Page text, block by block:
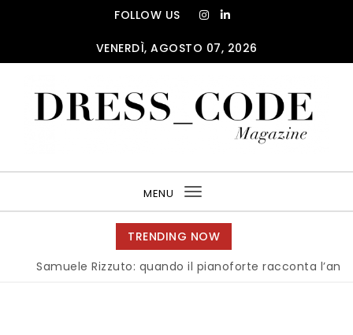
FOLLOW US
VENERDÌ, AGOSTO 07, 2026
MENU
Toggle
navigation
TRENDING NOW
Samuele Rizzuto: quando il pianoforte racconta l’anima